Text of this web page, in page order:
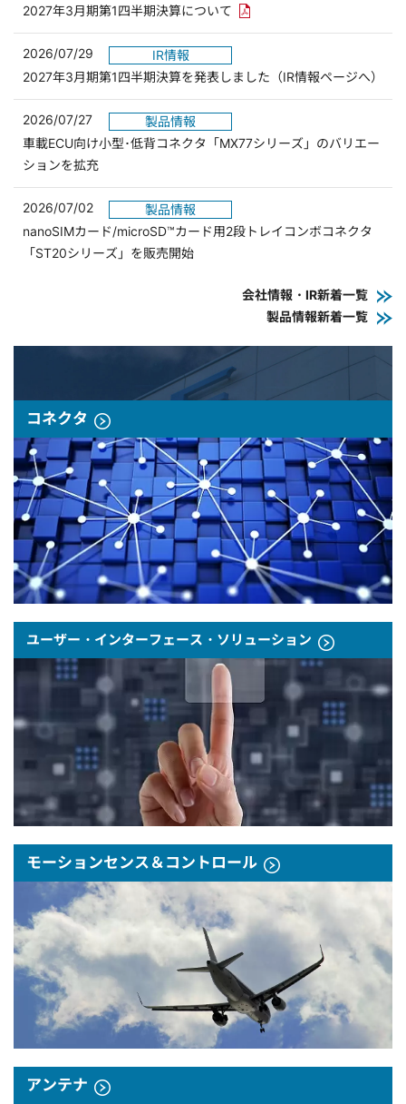
2027年3月期第1四半期決算について PDFリンクを新しいウィンド
2026/07/29
IR情報
2027年3月期第1四半期決算を発表しました（IR情報ページへ）
2026/07/27
製品情報
車載ECU向け小型･低背コネクタ「MX77シリーズ」のバリエー
ションを拡充
2026/07/02
製品情報
nanoSIMカード/microSD™カード用2段トレイコンボコネクタ
「ST20シリーズ」を販売開始
会社情報・IR新着一覧
製品情報新着一覧
コネクタ
ユーザー・インターフェース・ソリューション
モーションセンス＆コントロール
アンテナ